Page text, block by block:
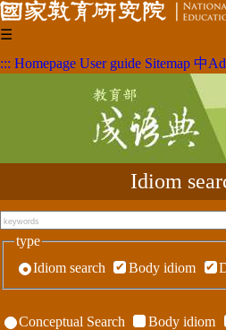
☰
::: Homepage User guide Sitemap 中
Idiom
type
Idiom search
Body idiom
Conceptual Search Body idiom